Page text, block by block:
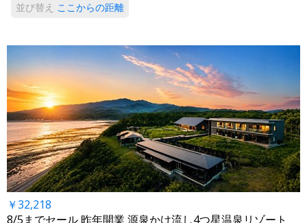
並び替え ここからの距離
￥32,218
8/5までセール 昨年開業 源泉かけ流し4つ星温泉リゾート